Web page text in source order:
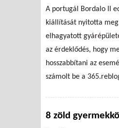
A portugál Bordalo II
kiállítását nyitotta meg
elhagyatott
az érdeklődés, hogy
hosszabbítani az
számolt be a
8 zöld